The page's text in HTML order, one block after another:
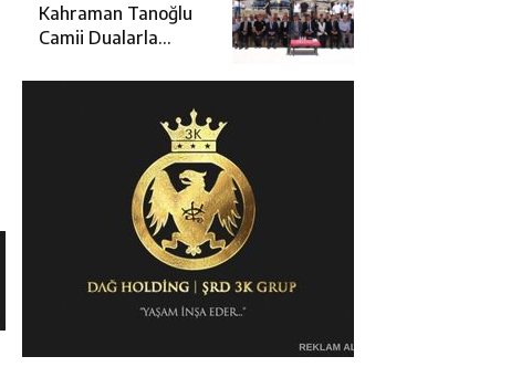
Ziyaret
Kahraman Tanoğlu
Camii Dualarla